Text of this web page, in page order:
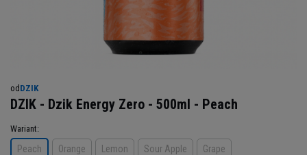
od DZIK
DZIK - Dzik Energy Zero - 500ml - Peach
Wariant
Peach Orange Lemon Sour Apple Grape